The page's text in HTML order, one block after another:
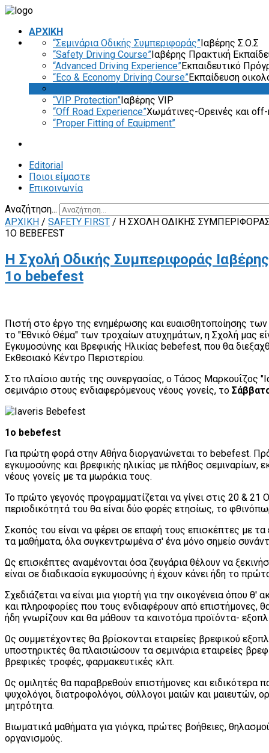
ΑΡΧΙΚΗ
“Σεμινάρια Οδικής Συμπεριφοράς”Ιαβέρης Σ.Ο.Σ
“Safety Driving Course”Ιαβέρης Πρακτική
“Advanced Driving Experience”Εκπαιδευτικό
“Eco & Economy Driving Course”Εκπαίδευση
“VIP Protection”Ιαβέρης VIP
“Off Road Experience”Χωμάτινες-Ορεινές και
“Proper Fitting of Equipment”
Editorial
Ποιοι είμαστε
Επικοινωνία
Αναζήτηση...
ΑΡΧΙΚΗ / SAFETY FIRST / Η ΣΧΟΛΉ ΟΔΙΚΉΣ
1O BEBEFEST
Η Σχολή Οδικής Συμπεριφοράς
1o bebefest
Πιστή στο έργο της ενημέρωσης και ευαισθητοποίησης
το "Εθνικό Θέμα" των τροχαίων ατυχημάτων, η Σχολή μας
Εγκυμοσύνης και Βρεφικής Ηλικίας bebefest, που θα
Εκθεσιακό Κέντρο Περιστερίου.
Στο πλαίσιο αυτής της συνεργασίας, ο Τάσος Μαρκουΐζος
σεμινάριο στους ενδιαφερόμενους νέους γονείς, το
1ο bebefest
Για πρώτη φορά στην Αθήνα διοργανώνεται το bebefest.
εγκυμοσύνης και βρεφικής ηλικίας με πλήθος σεμιναρίων,
νέους γονείς με τα μωράκια τους.
Το πρώτο γεγονός προγραμματίζεται να γίνει στις 20 &
περιοδικότητά του θα είναι δύο φορές ετησίως, το
Σκοπός του είναι να φέρει σε επαφή τους επισκέπτες με
τα μαθήματα, όλα συγκεντρωμένα σ' ένα μόνο σημείο
Ως επισκέπτες αναμένονται όσα ζευγάρια θέλουν να
είναι σε διαδικασία εγκυμοσύνης ή έχουν κάνει ήδη το
Σχεδιάζεται να είναι μια γιορτή για την οικογένεια όπου θ'
και πληροφορίες που τους ενδιαφέρουν από επιστήμονες,
ήδη γνωρίζουν και θα μάθουν τα καινοτόμα προϊόντα-
Ως συμμετέχοντες θα βρίσκονται εταιρείες βρεφικού
υποστηρικτές θα πλαισιώσουν τα σεμινάρια εταιρείες
βρεφικές τροφές, φαρμακευτικές κλπ.
Ως ομιλητές θα παραβρεθούν επιστήμονες και ειδικότερα
ψυχολόγοι, διατροφολόγοι, σύλλογοι μαιών και μαιευτών,
μητρότητα.
Βιωματικά μαθήματα για γιόγκα, πρώτες βοήθειες,
οργανισμούς.